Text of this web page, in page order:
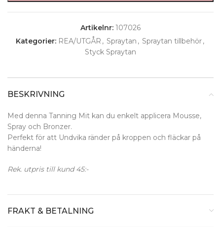
Artikelnr: 107026
Kategorier: REA/UTGÅR , Spraytan , Spraytan tillbehör,
Styck Spraytan
BESKRIVNING
Med denna Tanning Mit kan du enkelt applicera Mousse,
Spray och Bronzer.
Perfekt för att Undvika ränder på kroppen och fläckar på
händerna!
Rek. utpris till kund 45:-
FRAKT & BETALNING